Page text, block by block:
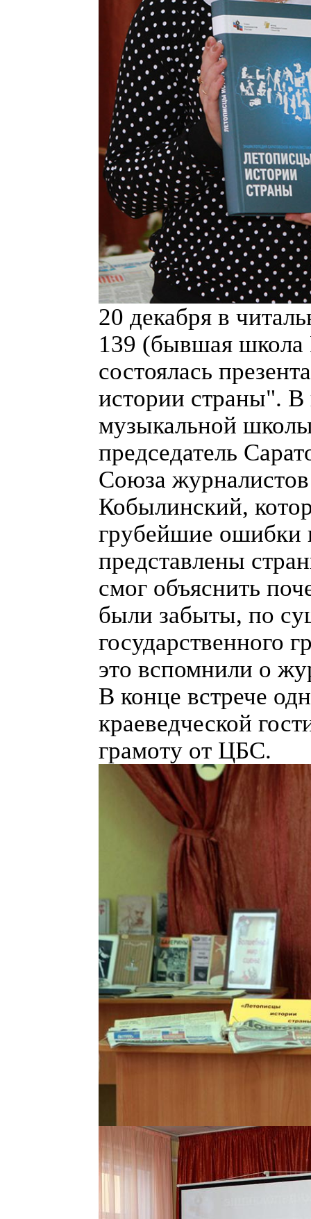
20 декабря в
139 (бывшая школа
состоялась
истории страны". В
музыкальной
председатель
Союза
Кобылинский,
грубейшие ошибки
представлены
смог объяснить
были забыты, по
государственного
это вспомнили о
В конце встрече
краеведческой
грамоту от ЦБС.